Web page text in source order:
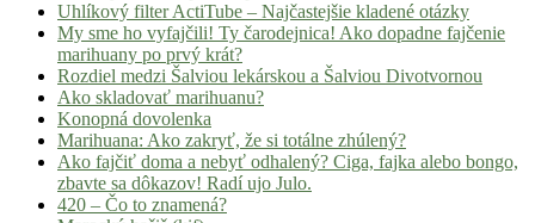
Uhlíkový filter ActiTube – Najčastejšie kladené otázky
My sme ho vyfajčili! Ty čarodejnica! Ako dopadne fajčenie
marihuany po prvý krát?
Rozdiel medzi Šalviou lekárskou a Šalviou Divotvornou
Ako skladovať marihuanu?
Konopná dovolenka
Marihuana: Ako zakryť, že si totálne zhúlený?
Ako fajčiť doma a nebyť odhalený? Ciga, fajka alebo bongo,
zbavte sa dôkazov! Radí ujo Julo.
420 – Čo to znamená?